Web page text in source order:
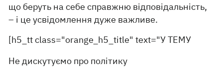
що беруть на себе справжню відповідальність,
– і це усвідомлення дуже важливе.
[h5_tt class="orange_h5_title" text="У ТЕМУ
Не дискутуємо про політику